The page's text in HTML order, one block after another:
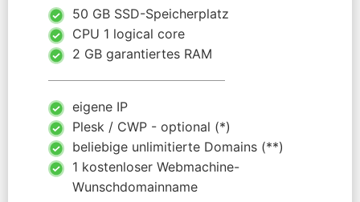
50 GB SSD-Speicherplatz
CPU 1 logical core
2 GB garantiertes RAM
eigene IP
Plesk / CWP - optional (*)
beliebige unlimitierte Domains (**)
1 kostenloser Webmachine-
Wunschdomainname